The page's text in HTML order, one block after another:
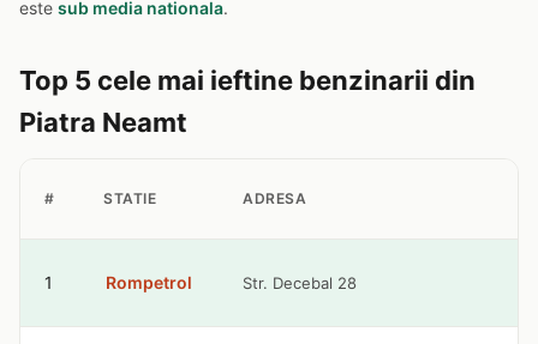
este sub media nationala.
Top 5 cele mai ieftine benzinarii din
Piatra Neamt
# STATIE ADRESA
1 Rompetrol Str. Decebal 28